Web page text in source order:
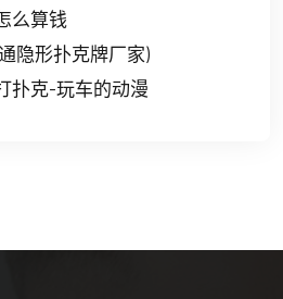
么算钱
隐形扑克牌厂家)
扑克-玩车的动漫